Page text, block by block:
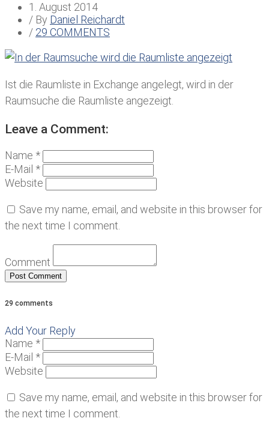
1. August 2014
/ By Daniel Reichardt
/ 29 COMMENTS
Ist die Raumliste in Exchange angelegt, wird in der
Raumsuche die Raumliste angezeigt.
Leave a Comment:
Name *
E-Mail *
Website
Save my name, email, and website in this browser for
the next time I comment.
Comment
29 comments
Add Your Reply
Name *
E-Mail *
Website
Save my name, email, and website in this browser for
the next time I comment.